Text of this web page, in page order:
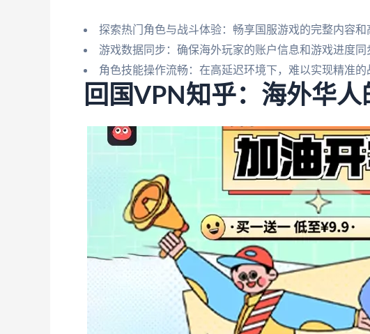
探索热门角色与战斗体验：畅享国服游戏的完整内容和
游戏数据同步：确保海外玩家的账户信息和游戏进度同
角色技能操作流畅：在高延迟环境下，难以实现精准的
回国VPN知乎：海外华